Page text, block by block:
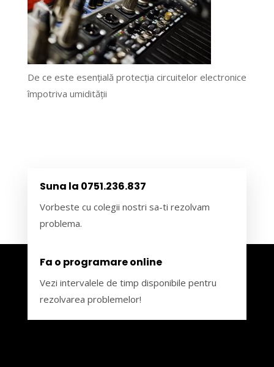
De ce este esențială protecția circuitelor electronice
împotriva umidității
Suna la 0751.236.837
Vorbeste cu colegii nostri sa-ti rezolvam
problema.
Fa o programare online
Vezi intervalele de timp disponibile pentru
rezolvarea problemelor!